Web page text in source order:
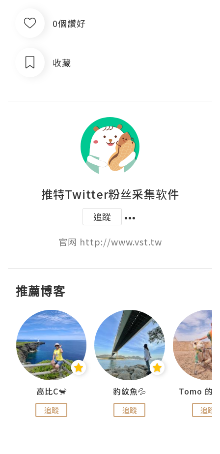
0個讚好
收藏
推特Twitter粉丝采集软件
追蹤
官网 http://www.vst.tw
推薦博客
高比C🐒
追蹤
豹紋魚💦
追蹤 追蹤